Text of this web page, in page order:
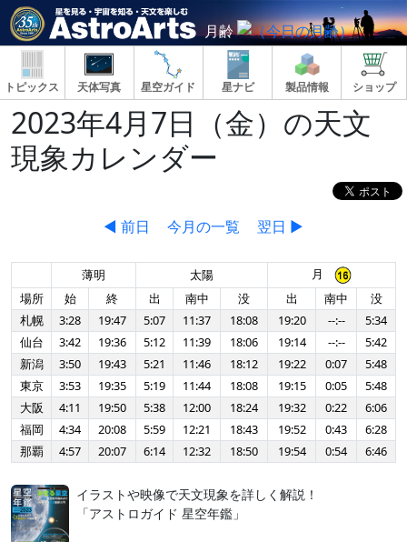
月齢
トピックス 天体写真 星空ガイド 星ナビ 製品情報 ショップ
2023年4月7日（金）の天文
現象カレンダー
◀ 前日 今月の一覧 翌日 ▶
薄明 太陽
月
場所
始 終 出 南中 没 出 南中
没
札幌
3:28 19:47 5:07 11:37 18:08 19:20 --:--
5:34
仙台
3:42 19:36 5:12 11:39 18:06 19:14 --:--
5:42
新潟
3:50 19:43 5:21 11:46 18:12 19:22 0:07
5:48
東京
3:53 19:35 5:19 11:44 18:08 19:15 0:05
5:48
大阪
4:11 19:50 5:38 12:00 18:24 19:32 0:22
6:06
福岡
4:34 20:08 5:59 12:21 18:43 19:52 0:43
6:28
那覇
4:57 20:07 6:14 12:32 18:50 19:54 0:54 6:46
イラストや映像で天文現象を詳しく解説！
「アストロガイド 星空年鑑」